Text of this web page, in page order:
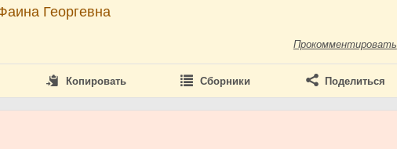
Георгевна
Прокомментировать
Копировать Сборники Поделиться